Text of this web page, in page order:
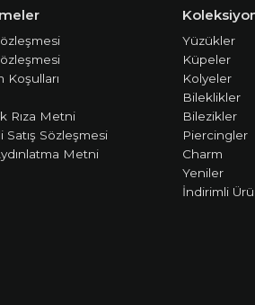
Koşulları
Rıza Metni
Satış Sözleşmesi
Metni
Yüzükler
Küpeler
Kolyeler
Bileklikler
Bilezikler
Piercingler
Charm
Yeniler
İndirimli